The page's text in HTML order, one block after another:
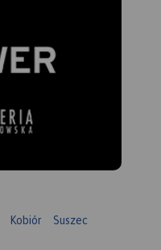
Kobiór Suszec